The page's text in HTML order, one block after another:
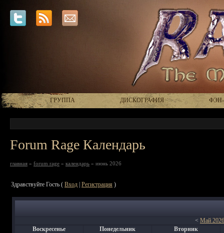
ГРУППА ДИСКОГРАФИЯ
Forum Rage Календарь
главная » forum rage » календарь » июнь 2026
Здравствуйте Гость ( Вход Регистрация )
< Май 2026
Воскресенье
Понедельник
Вторник